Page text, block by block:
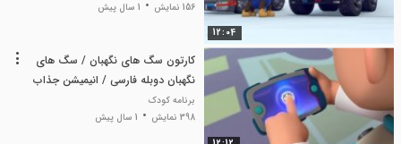
12:04
156 نمایش
1 سال پیش
کارتون سگ های نگهبان / سگ های
نگهبان دوبله فارسی / انیمیشن جذاب
سگ های نگهبان
برنامه کودک
398 نمایش
1 سال پیش